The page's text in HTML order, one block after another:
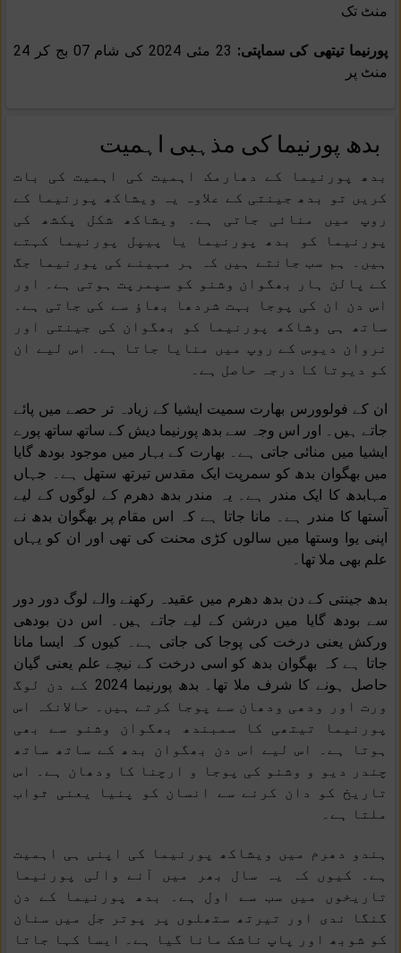
منٹ تک
پورنیما تیتھی کی سماپتی:
23 مئی 2024 کی شام 07 بج کر 24
منٹ پر
بدھ پورنیما کی مذہبی اہمیت
بدھ پورنیما کے دھارمک اہمیت کی اہمیت کی بات
کریں تو بدھ جینتی کے علاوہ یہ ویشاکھ پورنیما کے
روپ میں منائی جاتی ہے۔ ویشاکھ شکل پکشھ کی
پورنیما کو بدھ پورنیما یا پیپل پورنیما کہتے
ہیں۔ ہم سب جانتے ہیں کہ ہر مہینے کی پورنیما جگ
کے پالن ہار بھگوان وشنو کو سپمرپت ہوتی ہے۔ اور
اس دن ان کی پوجا بہت شردھا بھاؤ سے کی جاتی ہے۔
ساتھ ہی وشاکھ پورنیما کو بھگوان کی جینتی اور
نروان دیوس کے روپ میں منایا جاتا ہے۔ اس لیے ان
کو دیوتا کا درجہ حاصل ہے۔
ان کے فولوورس بھارت سمیت ایشیا کے زیادہ تر حصے میں پائے
جاتے ہیں۔ اور اس وجہ سے بدھ پورنیما دیش کے ساتھ ساتھ پورے
ایشیا میں منائی جاتی ہے۔ بھارت کے بہار میں موجود بودھ گایا
میں بھگوان بدھ کو سمرپت ایک مقدس تیرتھ ستھل ہے۔ جہاں
مہابدھ کا ایک مندر ہے۔ یہ مندر بدھ دھرم کے لوگوں کے لیے
آستھا کا مندر ہے۔ مانا جاتا ہے کہ اس مقام پر بھگوان بدھ نے
اپنی یوا وستھا میں سالوں کڑی محنت کی تھی اور ان کو یہاں
علم بھی ملا تھا۔
بدھ جینتی کے دن بدھ دھرم میں عقیدہ رکھنے والے لوگ دور دور
سے بودھ گایا میں درشن کے لیے جاتے ہیں۔ اس دن بودھی
ورکش یعنی درخت کی پوجا کی جاتی ہے۔ کیوں کہ ایسا مانا
جاتا ہے کہ بھگوان بدھ کو اسی درخت کے نیچے علم یعنی گیان
حاصل ہونے کا شرف ملا تھا۔ بدھ پورنیما 2024 کے دن لوگ
ورت اور ودھی ودھان سے پوجا کرتے ہیں۔ حالانکہ اس
پورنیما تیتھی کا سمبندھ بھگوان وشنو سے بھی
ہوتا ہے۔ اس لیے اس دن بھگوان بدھ کے ساتھ ساتھ
چندر دیو و وشنو کی پوجا و ارچنا کا ودھان ہے۔ اس
تاریخ کو دان کرنے سے انسان کو پنیا یعنی ثواب
ملتا ہے۔
ہندو دھرم میں ویشاکھ پورنیما کی اپنی ہی اہمیت
ہے۔ کیوں کہ یہ سال بھر میں آنے والی پورنیما
تاریخوں میں سب سے اول ہے۔ بدھ پورنیما کے دن
گنگا ندی اور تیرتھ ستھلوں پر پوتر جل میں سنان
کو شوبھ اور پاپ ناشک مانا گیا ہے۔ ایسا کہا جاتا